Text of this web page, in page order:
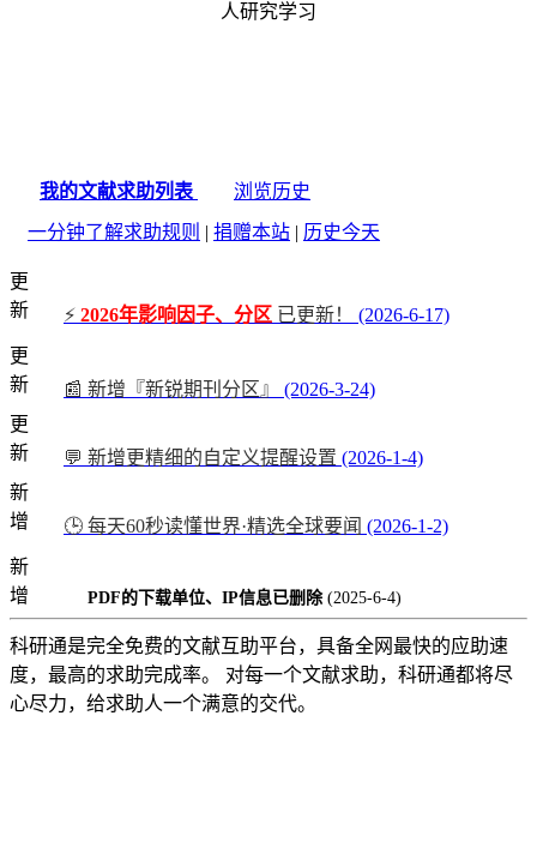
人研究学习
我的文献求助列表
浏览历史
一分钟了解求助规则 | 捐赠本站 | 历史今天
更
新
⚡ 2026年影响因子、分区 已更新！
(2026-6-17)
更
新
📰 新增『新锐期刊分区』
(2026-3-24)
更
新
💬 新增更精细的自定义提醒设置 (2026-1-4)
新
增
🕒 每天60秒读懂世界·精选全球要闻 (2026-1-2)
新
增
PDF的下载单位、IP信息已删除 (2025-6-4)
科研通是完全免费的文献互助平台，具备全网最快的应助速
度，最高的求助完成率。 对每一个文献求助，科研通都将尽
心尽力，给求助人一个满意的交代。